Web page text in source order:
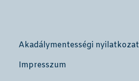
Akadálymentességi nyilatkozat
Impresszum